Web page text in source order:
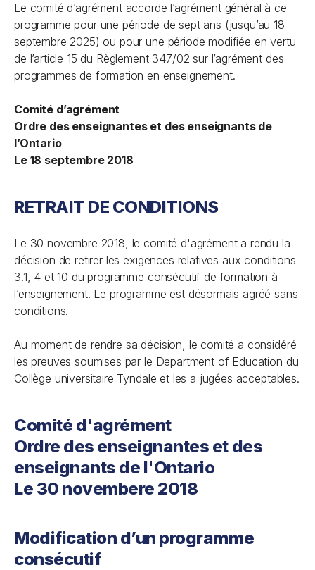
Le comité d’agrément accorde l’agrément général à ce
programme pour une période de sept ans (jusqu’au 18
septembre 2025) ou pour une période modifiée en vertu
de l’article 15 du Règlement 347/02 sur l’agrément des
programmes de formation en enseignement.
Comité d’agrément
Ordre des enseignantes et des enseignants de
l’Ontario
Le 18 septembre 2018
RETRAIT DE CONDITIONS
Le 30 novembre 2018, le comité d'agrément a rendu la
décision de retirer les exigences relatives aux conditions
3.1, 4 et 10 du programme consécutif de formation à
l’enseignement. Le programme est désormais agréé sans
conditions.
Au moment de rendre sa décision, le comité a considéré
les preuves soumises par le Department of Education du
Collège universitaire Tyndale et les a jugées acceptables.
Comité d'agrément
Ordre des enseignantes et des
enseignants de l'Ontario
Le 30 novembere 2018
Modification d’un programme
consécutif